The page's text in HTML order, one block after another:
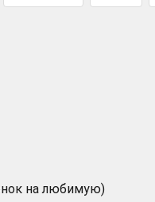
на любимую)